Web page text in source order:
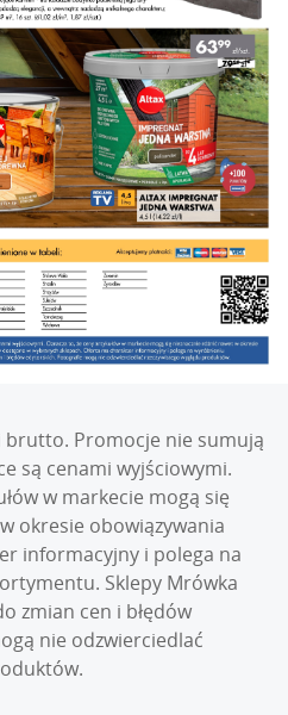
brutto. Promocje nie sumują
są cenami wyjściowymi.
w markecie mogą się
okresie obowiązywania
informacyjny i polega na
Sklepy Mrówka
zmian cen i błędów
nie odzwierciedlać